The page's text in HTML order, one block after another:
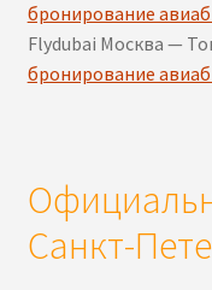
бронирование
Flydubai Москва —
бронирование
Санкт-